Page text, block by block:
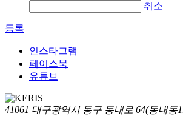
취소
등록
인스타그램
페이스북
유튜브
41061 대구광역시 동구 동내로 64(동내동